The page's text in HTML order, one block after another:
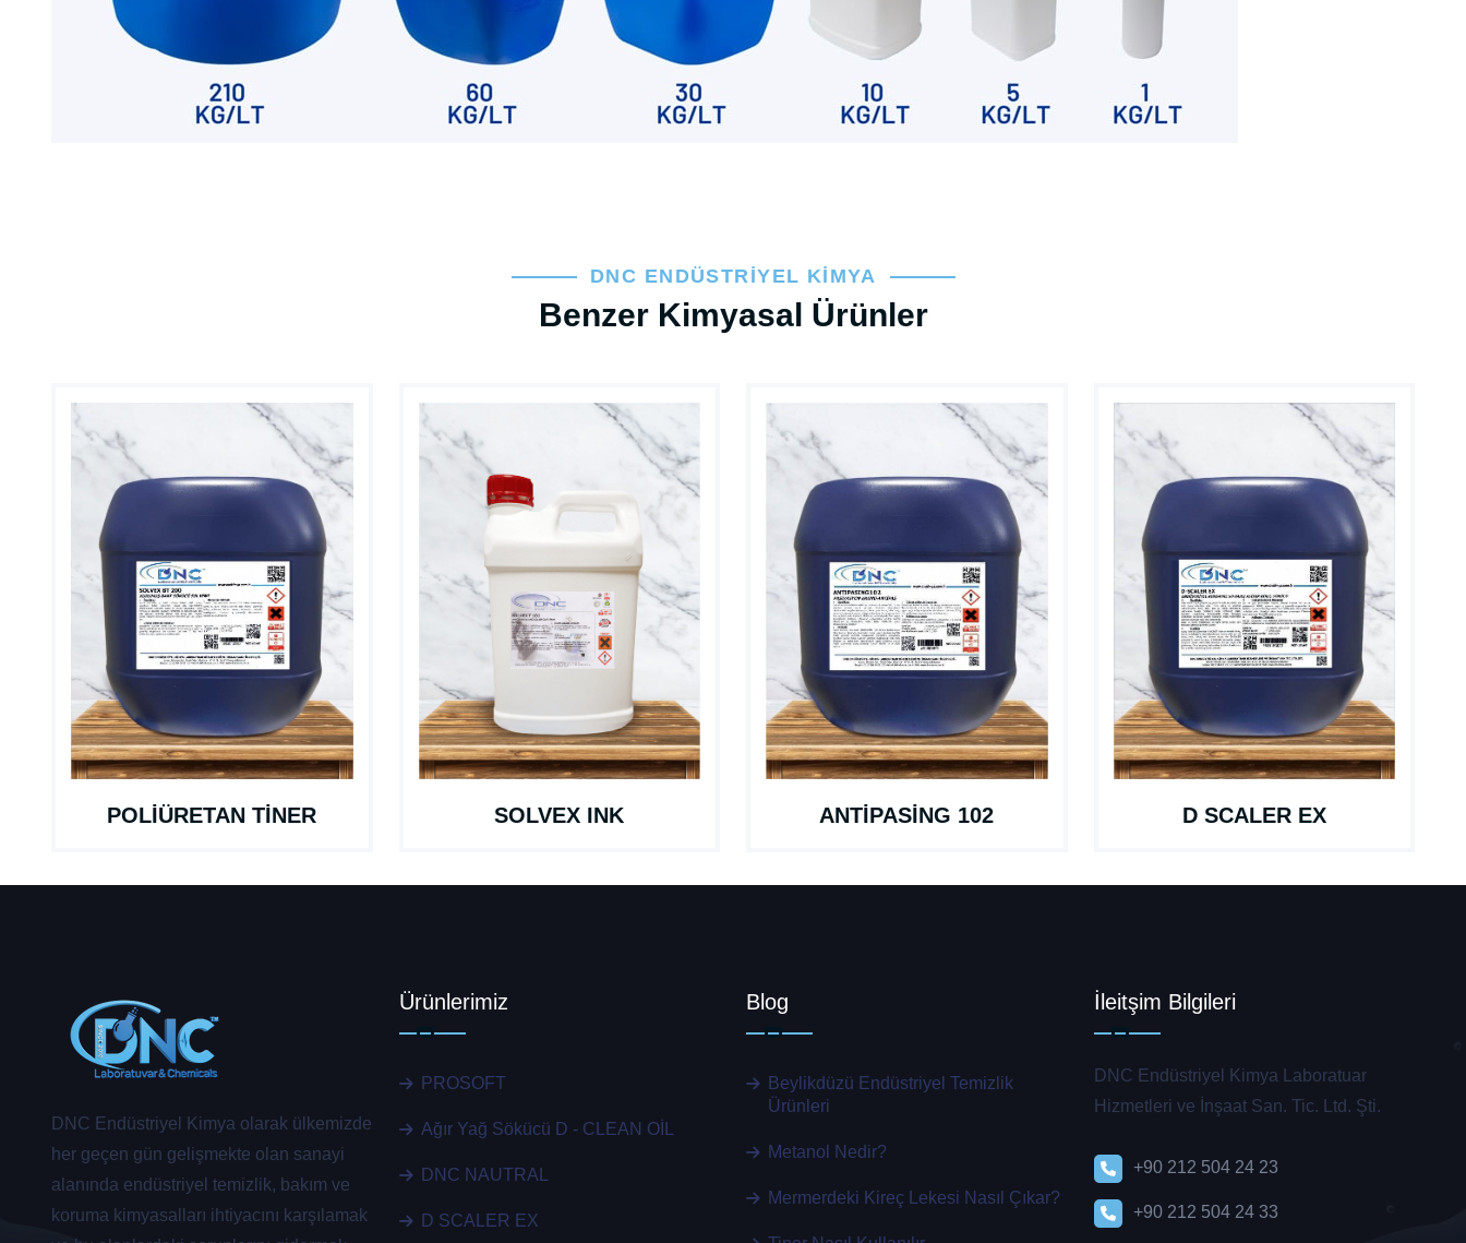
DNC ENDÜSTRIYEL KIMYA
Benzer Kimyasal Ürünler
POLİÜRETAN TİNER SOLVEX INK ANTİPASİNG 102 D SCALER EX
DNC Endüstriyel Kimya olarak ülkemizde
her geçen gün gelişmekte olan sanayi
alanında endüstriyel temizlik, bakım ve
koruma kimyasalları ihtiyacını karşılamak
Ürünlerimiz
PROSOFT
Ağır Yağ Sökücü D - CLEAN OİL
DNC NAUTRAL
D SCALER EX
Blog
Beylikdüzü Endüstriyel Temizlik
Ürünleri
Metanol Nedir?
Mermerdeki Kireç Lekesi Nasıl Çıkar?
İleitşim Bilgileri
DNC Endüstriyel Kimya Laboratuar
Hizmetleri ve İnşaat San. Tic. Ltd. Şti.
+90 212 504 24 23
+90 212 504 24 33